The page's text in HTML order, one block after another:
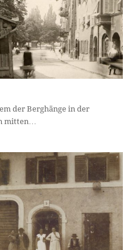
der Berghänge in der
mitten…